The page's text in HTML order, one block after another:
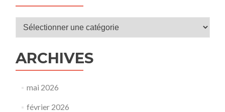
Catégories
ARCHIVES
mai 2026
février 2026